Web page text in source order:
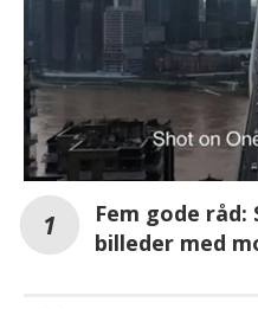
Fem gode råd:
billeder med